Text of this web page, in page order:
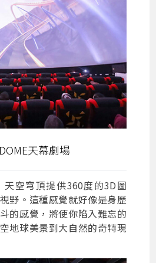
天幕劇場
空穹頂提供360度的3D圖
野。這種感覺就好像是身歷
的感覺，將使你陷入難忘的
地球美景到大自然的奇特現